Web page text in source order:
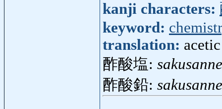
kanji characters:
keyword:
translation:
酢酸塩:
酢酸鉛: